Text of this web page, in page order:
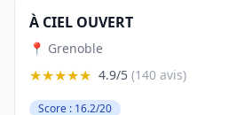
À CIEL OUVERT
📍 Grenoble
★★★★★ 4.9/5 (140 avis)
Score : 16.2/20